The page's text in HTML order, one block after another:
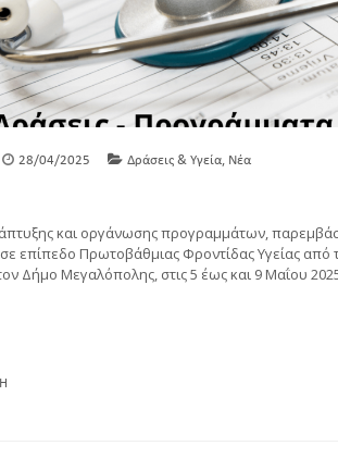
28/04/2025 Δράσεις & Υγεία, Νέα
και οργάνωσης προγραμμάτων,
επίπεδο Πρωτοβάθμιας Φροντίδας Υγείας
Δήμο Μεγαλόπολης, στις 5 έως και 9 Μαΐου